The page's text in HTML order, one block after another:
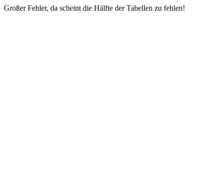
Großer Fehler, da scheint die Hälfte der Tabellen zu fehlen!